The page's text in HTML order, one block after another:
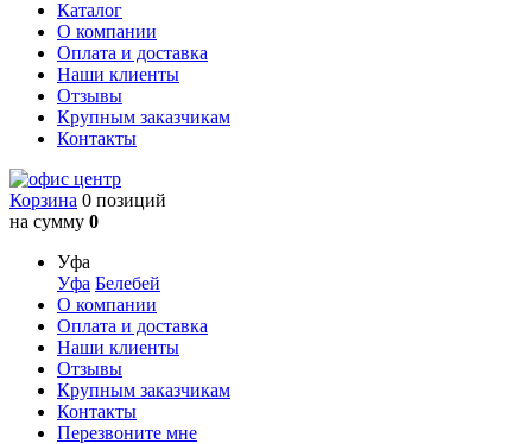
Каталог
О компании
Оплата и доставка
Наши клиенты
Отзывы
Крупным заказчикам
Контакты
Корзина 0 позиций
на сумму 0
Уфа
Уфа Белебей
О компании
Оплата и доставка
Наши клиенты
Отзывы
Крупным заказчикам
Контакты
Перезвоните мне